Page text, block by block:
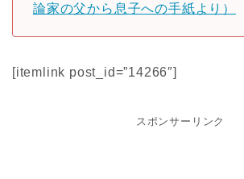
論家の父から息子への手紙より）
[itemlink post_id=”14266″]
スポンサーリンク